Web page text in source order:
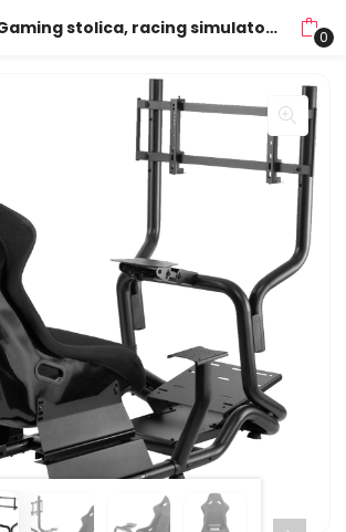
NanoRS Gaming stolica, racing simulator kokpit, 3u1 – RS702 0